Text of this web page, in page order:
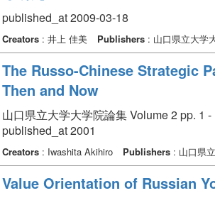
published_at 2009-03-18
Creators: 井上 佳美 Publishers: 山口県立大学
The Russo-Chinese Strategic
Then and Now
山口県立大学大学院論集 Volume 2 pp. 1 -
published_at 2001
Creators: Iwashita Akihiro Publishers: 山口県
Value Orientation of Russian